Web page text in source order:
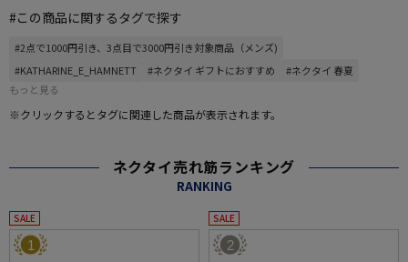
#この商品に関するタグで探す
#2点で1000円引き、3点目で3000円引き対象商品（メンズ)
#KATHARINE_E_HAMNETT
#ネクタイ ギフトにおすすめ
#ネクタイ 春夏
もっと見る
※クリックするとタグに関連した商品が表示されます。
ネクタイ売れ筋ランキング
RANKING
SALE
1
SALE
2